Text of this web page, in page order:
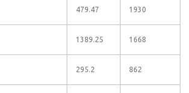
479.47 1930
1389.25 1668
295.2 862